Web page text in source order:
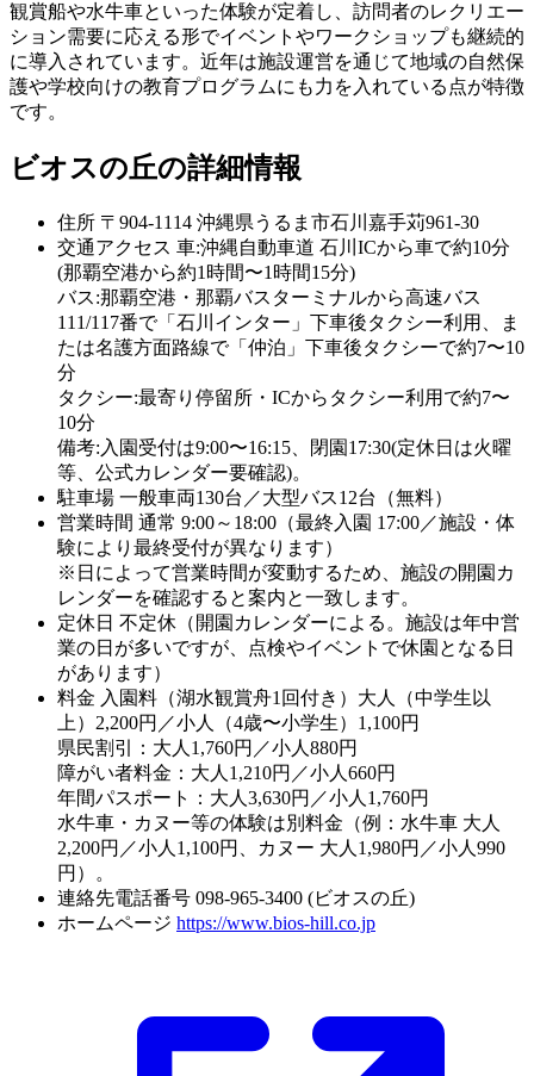
観賞船や水牛車といった体験が定着し、訪問者のレクリエー
ション需要に応える形でイベントやワークショップも継続的
に導入されています。近年は施設運営を通じて地域の自然保
護や学校向けの教育プログラムにも力を入れている点が特徴
です。
ビオスの丘の詳細情報
住所 〒904-1114 沖縄県うるま市石川嘉手苅961-30
交通アクセス 車:沖縄自動車道 石川ICから車で約10分
(那覇空港から約1時間〜1時間15分)
バス:那覇空港・那覇バスターミナルから高速バス
111/117番で「石川インター」下車後タクシー利用、ま
たは名護方面路線で「仲泊」下車後タクシーで約7〜10
分
タクシー:最寄り停留所・ICからタクシー利用で約7〜
10分
備考:入園受付は9:00〜16:15、閉園17:30(定休日は火曜
等、公式カレンダー要確認)。
駐車場 一般車両130台／大型バス12台（無料）
営業時間 通常 9:00～18:00（最終入園 17:00／施設・体
験により最終受付が異なります）
※日によって営業時間が変動するため、施設の開園カ
レンダーを確認すると案内と一致します。
定休日 不定休（開園カレンダーによる。施設は年中営
業の日が多いですが、点検やイベントで休園となる日
があります）
料金 入園料（湖水観賞舟1回付き）大人（中学生以
上）2,200円／小人（4歳〜小学生）1,100円
県民割引：大人1,760円／小人880円
障がい者料金：大人1,210円／小人660円
年間パスポート：大人3,630円／小人1,760円
水牛車・カヌー等の体験は別料金（例：水牛車 大人
2,200円／小人1,100円、カヌー 大人1,980円／小人990
円）。
連絡先電話番号 098-965-3400 (ビオスの丘)
ホームページ https://www.bios-hill.co.jp